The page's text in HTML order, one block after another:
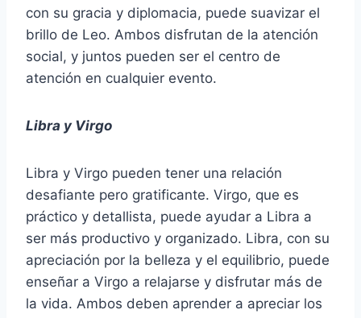
con su gracia y diplomacia, puede suavizar el
brillo de Leo. Ambos disfrutan de la atención
social, y juntos pueden ser el centro de
atención en cualquier evento.
Libra y Virgo
Libra y Virgo pueden tener una relación
desafiante pero gratificante. Virgo, que es
práctico y detallista, puede ayudar a Libra a
ser más productivo y organizado. Libra, con su
apreciación por la belleza y el equilibrio, puede
enseñar a Virgo a relajarse y disfrutar más de
la vida. Ambos deben aprender a apreciar los